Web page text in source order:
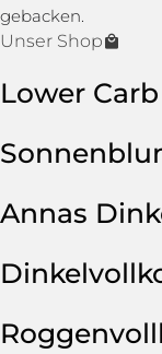
gebacken.
Unser Shop
Lower
Annas